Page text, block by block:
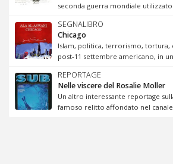
seconda guerra mondiale utilizzato
SEGNALIBRO
Chicago
Islam, politica, terrorismo, tortura,
post-11 settembre americano, in
REPORTAGE
Nelle viscere del Rosalie Moller
Un altro interessante reportage
famoso relitto affondato nel canale